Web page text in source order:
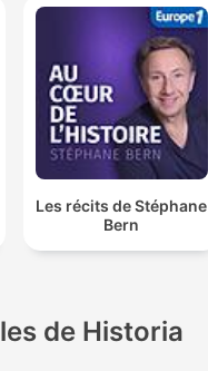
Les récits de Stéphane
Bern
de Historia